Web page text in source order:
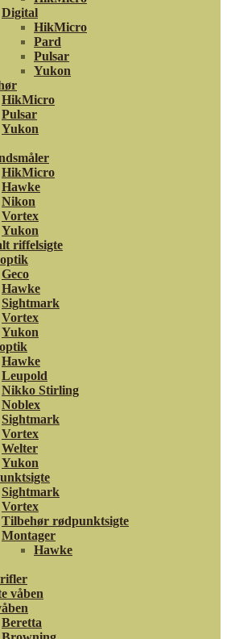
Digital
HikMicro
Pard
Pulsar
Yukon
HikMicro
Pulsar
Yukon
HikMicro
Hawke
Nikon
Vortex
Yukon
riffelsigte
Geco
Hawke
Sightmark
Vortex
Yukon
Hawke
Leupold
Nikko Stirling
Noblex
Sightmark
Vortex
Welter
Yukon
Sightmark
Vortex
Tilbehør rødpunktsigte
Montager
Hawke
våben
Beretta